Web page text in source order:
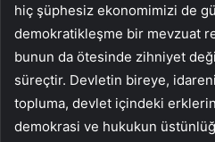
hiç şüphesiz ekonomimizi de
demokratikleşme bir mevzuat
bunun da ötesinde zihniyet
süreçtir. Devletin bireye,
topluma, devlet içindeki
demokrasi ve hukukun